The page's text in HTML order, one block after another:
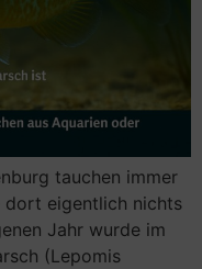
tauchen immer
dort eigentlich nichts
Jahr wurde im
(Lepomis